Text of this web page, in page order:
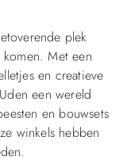
plek
Met een
en creatieve
een wereld
en bouwsets
winkels hebben